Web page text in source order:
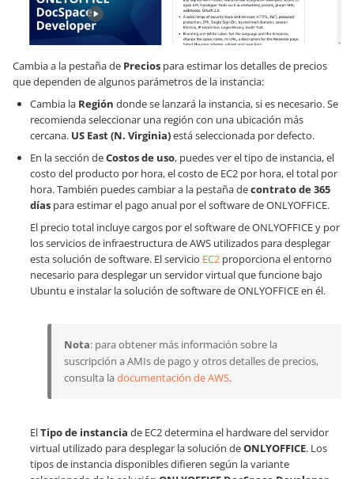
Cambia a la pestaña de Precios para estimar los detalles de precios
que dependen de algunos parámetros de la instancia:
Cambia la Región donde se lanzará la instancia, si es necesario. Se
recomienda seleccionar una región con una ubicación más
cercana. US East (N. Virginia)está seleccionada por defecto.
En la sección deCostos de uso, puedes ver el tipo de instancia, el
costo del producto por hora, el costo de EC2 por hora, el total por
hora. También puedes cambiar a la pestaña decontrato de 365
días para estimar el pago anual por el software de ONLYOFFICE.
El precio total incluye cargos por el software de ONLYOFFICE y por
los servicios de infraestructura de AWS utilizados para desplegar
esta solución de software. El servicio EC2 proporciona el entorno
necesario para desplegar un servidor virtual que funcione bajo
Ubuntu e instalar la solución de software de ONLYOFFICE en él.
Nota: para obtener más información sobre la
suscripción a AMIs de pago y otros detalles de precios,
consulta la documentación de AWS.
ElTipo de instancia de EC2 determina el hardware del servidor
virtual utilizado para desplegar la solución deONLYOFFICE. Los
tipos de instancia disponibles difieren según la variante